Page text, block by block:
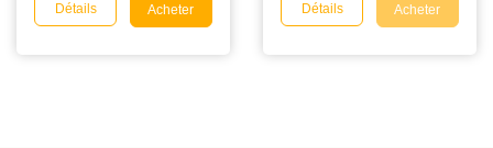
Détails Acheter Détails Acheter